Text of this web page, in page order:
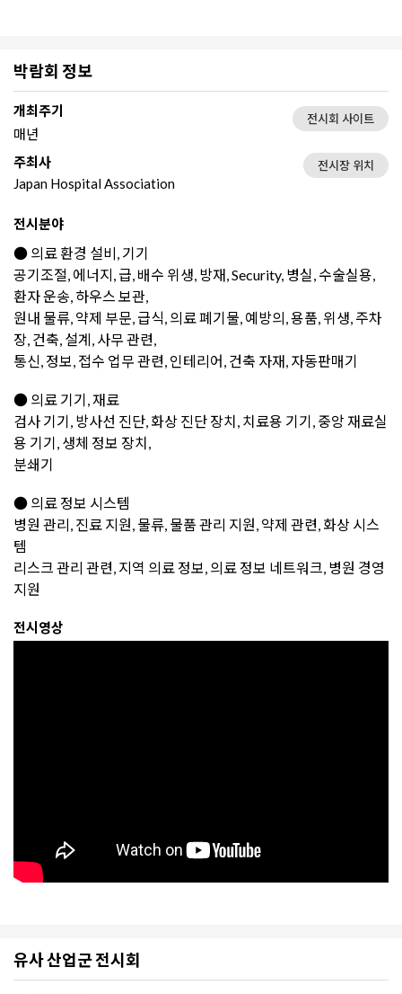
박람회 정보
개최주기
매년
전시회 사이트
주최사
Japan Hospital Association
전시장 위치
전시분야
● 의료 환경 설비, 기기
공기조절, 에너지, 급, 배수 위생, 방재, Security, 병실, 수술실용,
환자 운송, 하우스 보관,
원내 물류, 약제 부문, 급식, 의료 폐기물, 예방의, 용품, 위생, 주차
장, 건축, 설계, 사무 관련,
통신, 정보, 접수 업무 관련, 인테리어, 건축 자재, 자동판매기
● 의료 기기, 재료
검사 기기, 방사선 진단, 화상 진단 장치, 치료용 기기, 중앙 재료실
용 기기, 생체 정보 장치,
분쇄기
● 의료 정보 시스템
병원 관리, 진료 지원, 물류, 물품 관리 지원, 약제 관련, 화상 시스
템
리스크 관리 관련, 지역 의료 정보, 의료 정보 네트워크, 병원 경영
지원
전시영상
유사 산업군 전시회